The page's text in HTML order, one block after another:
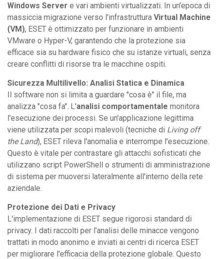
Windows Server e vari ambienti virtualizzati. In un'epoca di
massiccia migrazione verso l'infrastruttura Virtual Machine
(VM), ESET è ottimizzato per funzionare in ambienti
VMware o Hyper-V, garantendo che la protezione sia
efficace sia su hardware fisico che su istanze virtuali, senza
creare conflitti di risorse tra le macchine ospiti.
Sicurezza Multilivello: Analisi Statica e Dinamica
Il software non si limita a guardare "cosa è" il file, ma
analizza "cosa fa". L'analisi comportamentale monitora
l'esecuzione dei processi. Se un'applicazione legittima
viene utilizzata per scopi malevoli (tecniche di Living off
the Land), ESET rileva l'anomalia e interrompe l'esecuzione.
Questo è vitale per contrastare gli attacchi sofisticati che
utilizzano script PowerShell o strumenti di amministrazione
di sistema per muoversi lateralmente all'interno della rete
aziendale.
Protezione dei Dati e Privacy
L'implementazione di ESET segue rigorosi standard di
privacy. I dati raccolti per l'analisi delle minacce vengono
trattati in modo anonimo e inviati ai centri di ricerca ESET
per migliorare l'efficacia della protezione globale. Questo